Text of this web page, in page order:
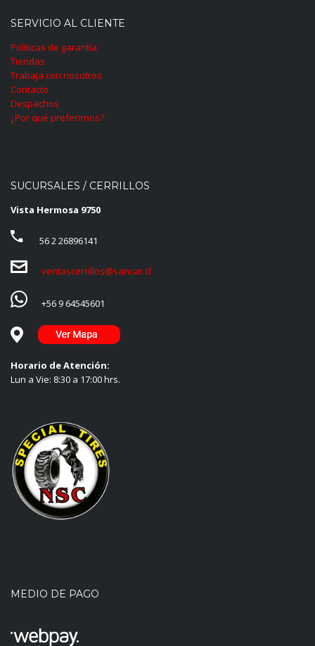
SERVICIO AL CLIENTE
Políticas de garantía
Tiendas
Trabaja con nosotros
Contacto
Despachos
¿Por qué preferirnos?
SUCURSALES / CERRILLOS
Vista Hermosa 9750
56 2 26896141
ventascerrillos@sancar.cl
+56 9 64545601
Horario de Atención:
Lun a Vie: 8:30 a 17:00 hrs.
MEDIO DE PAGO